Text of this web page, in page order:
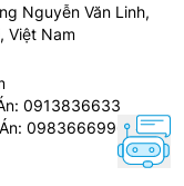
Nguyễn Văn Linh,
Việt Nam
0913836633
0983666996